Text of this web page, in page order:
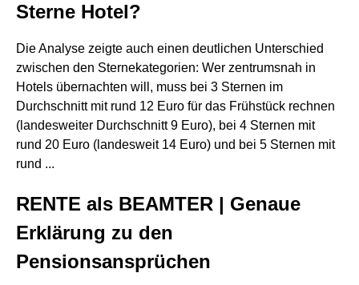
Sterne Hotel?
Die Analyse zeigte auch einen deutlichen Unterschied
zwischen den Sternekategorien: Wer zentrumsnah in
Hotels übernachten will, muss bei 3 Sternen im
Durchschnitt mit rund 12 Euro für das Frühstück rechnen
(landesweiter Durchschnitt 9 Euro), bei 4 Sternen mit
rund 20 Euro (landesweit 14 Euro) und bei 5 Sternen mit
rund ...
RENTE als BEAMTER | Genaue
Erklärung zu den
Pensionsansprüchen